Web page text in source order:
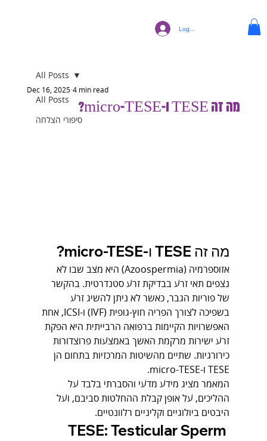
Log In
All Posts
סיפורי הצלחה
All Posts
מה זה TESE ו-micro-TESE?
Dec 16, 2025 4 min read
מה זה TESE ו-micro-TESE?
אזוספרמיה (Azoospermia) היא מצב שבו לא
נצפים תאי זרע בבדיקת זרע סטנדרטית. בהקשר
של פוריות הגבר, כאשר לא ניתן להשיג זרע
בשפיכה לצורך הפריה חוץ-גופית (IVF) ו-ICSI, אחת
האפשרויות הקיימות ברפואה הרבייתית היא הפקת
זרע ישירות מרקמת האשך באמצעות פרוצדורות
כירורגיות. שתיים מהשיטות המרכזיות בתחום הן
TESE ו-micro-TESE.
המאמר מציג מידע מדעי והסברתי בלבד על
ההליכים, על אופן קבלת ההחלטות סביבם, ועל
היבטים ביולוגיים וקליניים רלוונטיים.
TESE: Testicular Sperm